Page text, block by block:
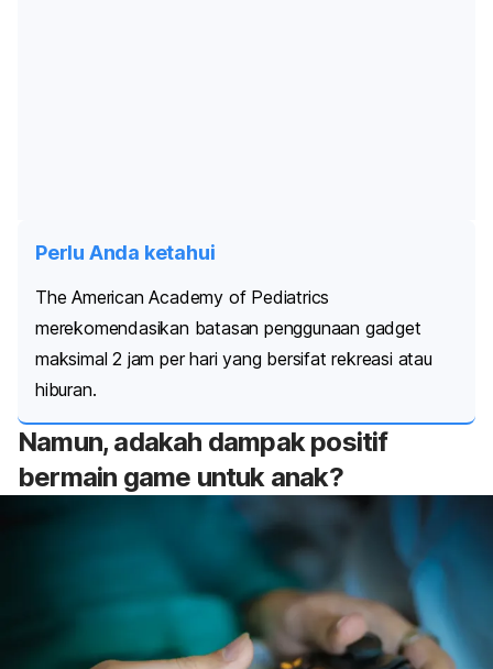
Perlu Anda ketahui
The American Academy of Pediatrics
merekomendasikan batasan penggunaan gadget
maksimal 2 jam per hari yang bersifat rekreasi atau
hiburan.
Namun, adakah dampak positif
bermain game untuk anak?